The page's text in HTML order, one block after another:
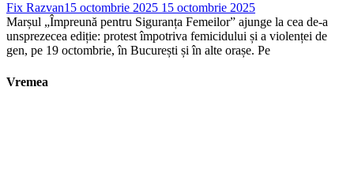
Fix Razvan15 octombrie 2025 15 octombrie 2025
Marșul „Împreună pentru Siguranța Femeilor” ajunge la cea de-a
unsprezecea ediție: protest împotriva femicidului și a violenței de
gen, pe 19 octombrie, în București și în alte orașe. Pe
Vremea